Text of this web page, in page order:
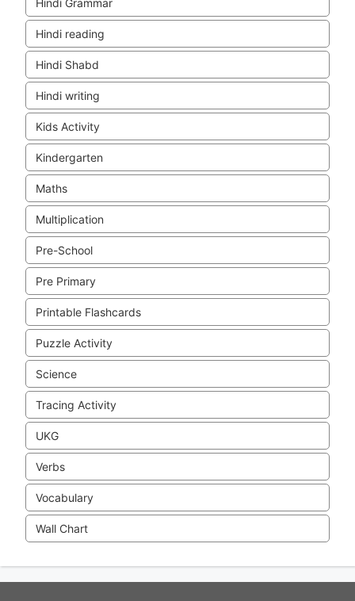
Hindi Grammar
Hindi reading
Hindi Shabd
Hindi writing
Kids Activity
Kindergarten
Maths
Multiplication
Pre-School
Pre Primary
Printable Flashcards
Puzzle Activity
Science
Tracing Activity
UKG
Verbs
Vocabulary
Wall Chart